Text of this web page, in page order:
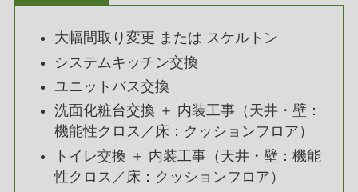
大幅間取り変更 または スケルトン
システムキッチン交換
ユニットバス交換
洗面化粧台交換 ＋ 内装工事（天井・壁：
機能性クロス／床：クッションフロア）
トイレ交換 ＋ 内装工事（天井・壁：機能
性クロス／床：クッションフロア）